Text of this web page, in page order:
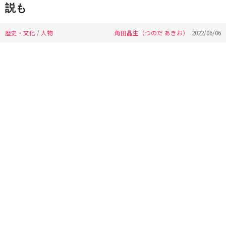
説も
歴史・文化 / 人物 角田晶生（つのだ あきお） 2022/06/06